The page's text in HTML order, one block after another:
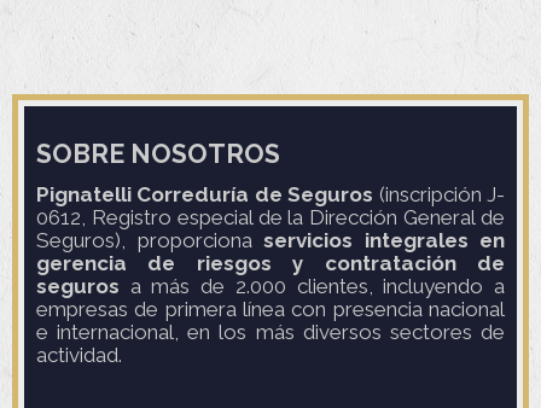
SOBRE NOSOTROS
Pignatelli Correduría de Seguros (inscripción J-
0612, Registro especial de la Dirección General de
Seguros), proporciona servicios integrales en
gerencia de riesgos y contratación de
seguros a más de 2.000 clientes, incluyendo a
empresas de primera línea con presencia nacional
e internacional, en los más diversos sectores de
actividad.